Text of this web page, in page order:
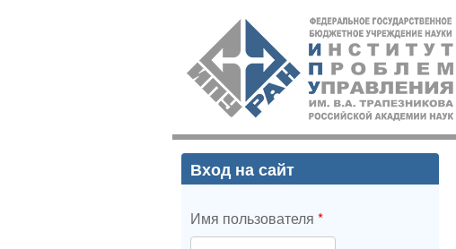
ИПУ
РАН
Вход на сайт
Имя пользователя *